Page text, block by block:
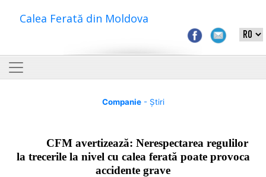
Calea Ferată din Moldova
Companie- Știri
CFM avertizează: Nerespectarea regulilor
la trecerile la nivel cu calea ferată poate provoca
accidente grave